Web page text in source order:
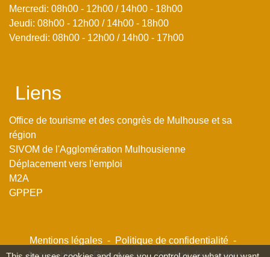
Mercredi: 08h00 - 12h00 / 14h00 - 18h00
Jeudi: 08h00 - 12h00 / 14h00 - 18h00
Vendredi: 08h00 - 12h00 / 14h00 - 17h00
Liens
Office de tourisme et des congrès de Mulhouse et sa
région
SIVOM de l'Agglomération Mulhousienne
Déplacement vers l'emploi
M2A
GPPEP
Mentions légales - Politique de confidentialité -
Accessibilité - Plan du site - Gestion des cookies